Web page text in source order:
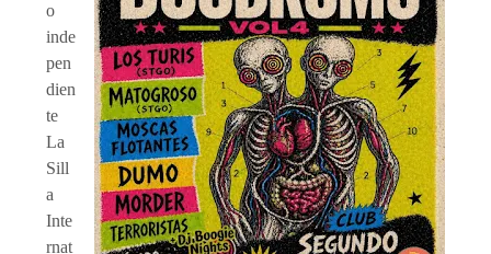
o
inde
pen
dien
te
La
Sill
a
Inte
rnat